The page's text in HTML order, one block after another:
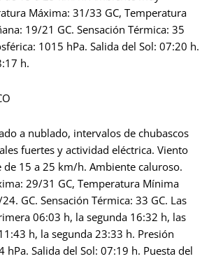
Máxima: 31/33 GC, Temperatura
19/21 GC. Sensación Térmica: 35
1015 hPa. Salida del Sol: 07:20 h.
h.
a nublado, intervalos de chubascos
fuertes y actividad eléctrica. Viento
de 15 a 25 km/h. Ambiente caluroso.
29/31 GC, Temperatura Mínima
GC. Sensación Térmica: 33 GC. Las
06:03 h, la segunda 16:32 h, las
h, la segunda 23:33 h. Presión
hPa. Salida del Sol: 07:19 h. Puesta del